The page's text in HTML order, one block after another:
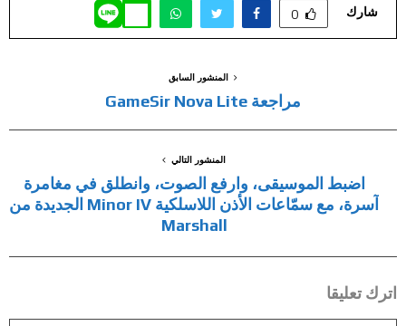
شارك 0
المنشور السابق
مراجعة GameSir Nova Lite
المنشور التالي
اضبط الموسيقى، وارفع الصوت، وانطلق في مغامرة
آسرة، مع سمّاعات الأذن اللاسلكية Minor IV الجديدة من
Marshall
اترك تعليقا